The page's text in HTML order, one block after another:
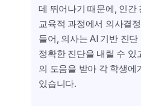
데 뛰어나기 때문에, 인간
교육적 과정에서 의사결
들어, 의사는 AI 기반 진
정확한 진단을 내릴 수 있
의 도움을 받아 각 학생에
있습니다.